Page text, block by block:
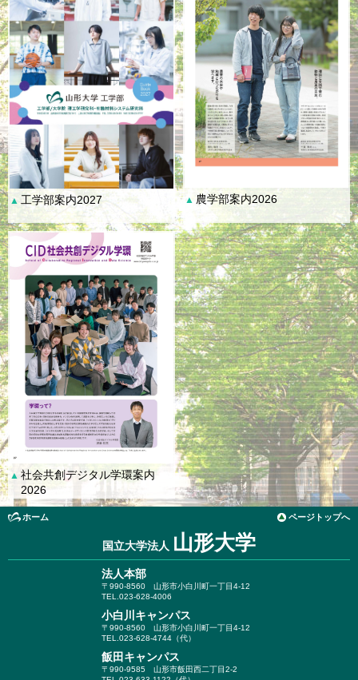
▲ 工学部案内2027 ▲ 農学部案内2026
▲ 社会共創デジタル学環案内
2026
ホーム ページトップへ
国立大学法人 山形大学
法人本部
〒990-8560 山形市小白川町一丁目4-12
TEL.023-628-4006
小白川キャンパス
〒990-8560 山形市小白川町一丁目4-12
TEL.023-628-4744（代）
飯田キャンパス
〒990-9585 山形市飯田西二丁目2-2